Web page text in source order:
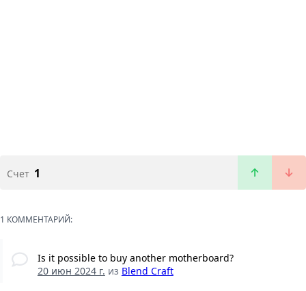
Счет 1
1 КОММЕНТАРИЙ:
Is it possible to buy another motherboard?
20 июн 2024 г. из Blend Craft